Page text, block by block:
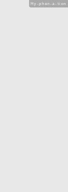
Hy-phen-a-tion